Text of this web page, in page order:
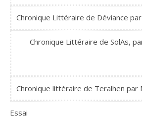
Chronique Littéraire de Déviance
Chronique Littéraire de SolAs,
Chronique littéraire de Teralhen par
Essai